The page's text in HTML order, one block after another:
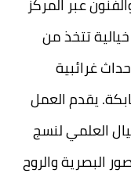
عبر المركز
تتخذ من
غرائبية
يقدم العمل
العلمي لنسج
البصرية والروح